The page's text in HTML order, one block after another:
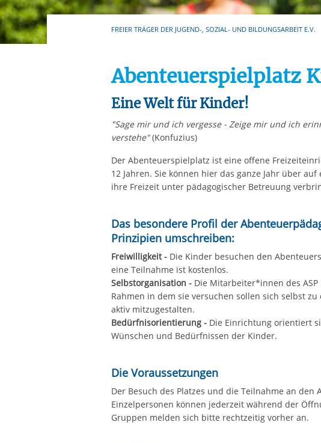
Ihre etwaige Einwilligung erstreckt
der von Ihnen aufgerufenen und
aufgrund berechtigter Interessen und
FREIER TRÄGER DER JUGEND-, SOZIAL- UND BILDUNGSARBEIT E.V.
Abenteuerspielplatz
Eine Welt für Kinder!
"Sage mir und ich vergesse - Zeige mir und ich
verstehe"(Konfuzius)
Der Abenteuerspielplatz ist eine offene
12 Jahren. Sie können hier das ganze Jahr über
ihre Freizeit unter pädagogischer Betreuung
Das besondere Profil der
Prinzipien umschreiben:
Freiwilligkeit -Die Kinder besuchen den
eine Teilnahme ist kostenlos.
Selbstorganisation - Die Mitarbeiter*innen des
Rahmen in dem sie versuchen sollen sich selbst
aktiv mitzugestalten.
Bedürfnisorientierung -Die Einrichtung orientiert
Wünschen und Bedürfnissen der Kinder.
Die Voraussetzungen
Der Besuch des Platzes und die Teilnahme an den
Einzelpersonen können jederzeit während der
Gruppen melden sich bitte rechtzeitig vorher an.